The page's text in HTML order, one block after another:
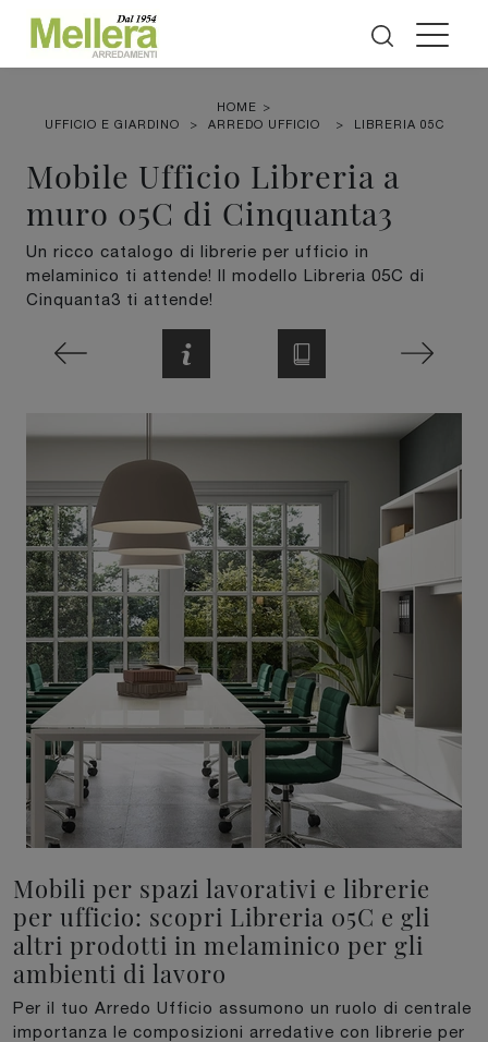
HOME >
UFFICIO E GIARDINO
> ARREDO UFFICIO > LIBRERIA 05C
Mobile Ufficio Libreria a
muro 05C di Cinquanta3
Un ricco catalogo di librerie per ufficio in
melaminico ti attende! Il modello Libreria 05C di
Cinquanta3 ti attende!
Mobili per spazi lavorativi e librerie
per ufficio: scopri Libreria 05C e gli
altri prodotti in melaminico per gli
ambienti di lavoro
Per il tuo Arredo Ufficio assumono un ruolo di centrale
importanza le composizioni arredative con librerie per